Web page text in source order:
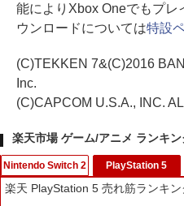
能によりXbox Oneでもプ
ウンロードについては特設
(C)TEKKEN 7&(C)2016
Inc.
(C)CAPCOM U.S.A., INC.
楽天市場 ゲーム/アニメ ランキン
Nintendo Switch 2 PlayStation 5
楽天 PlayStation 5 売れ筋ランキン